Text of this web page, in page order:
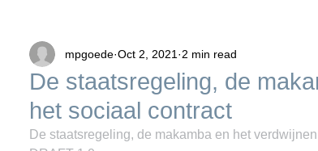
De staatsregeling, de
het sociaal contract
mpgoede Oct 2, 2021 2 min read
De staatsregeling, de makamba en het